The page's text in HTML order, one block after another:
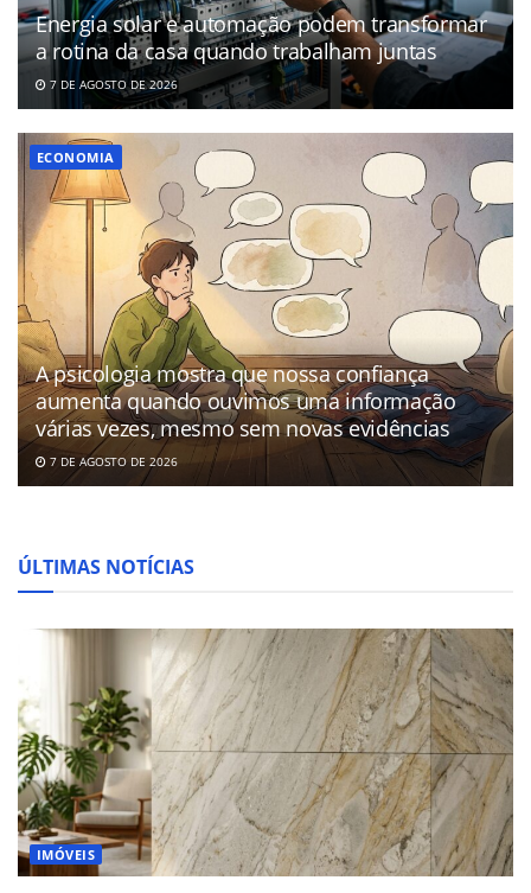
Energia solar e automação podem transformar
a rotina da casa quando trabalham juntas
7 DE AGOSTO DE 2026
ECONOMIA
A psicologia mostra que nossa confiança
aumenta quando ouvimos uma informação
várias vezes, mesmo sem novas evidências
7 DE AGOSTO DE 2026
ÚLTIMAS NOTÍCIAS
IMÓVEIS